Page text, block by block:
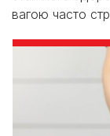
вагою часто